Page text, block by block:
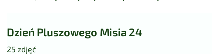
Dzień Pluszowego Misia 24
25 zdjęć